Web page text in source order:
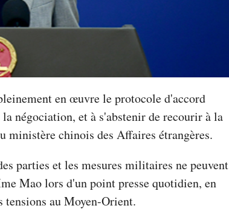
en œuvre le protocole d'accord
négociation, et à s'abstenir de recourir à la
ministère chinois des Affaires étrangères.
parties et les mesures militaires ne peuvent
Mao lors d'un point presse quotidien, en
tensions au Moyen-Orient.